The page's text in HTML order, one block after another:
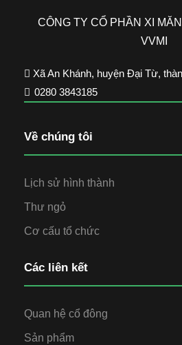
CÔNG TY CỔ PHẦN XI
VVMI
Xã An Khánh, huyện Đại Từ,
0280 3843185
Về chúng tôi
Lịch sử hình thành
Thư ngỏ
Cơ cấu tổ chức
Các liên kết
Quan hệ cổ đông
Sản phẩm